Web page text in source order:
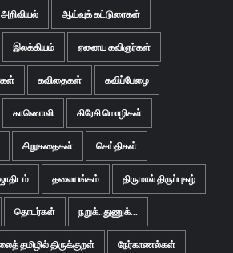
அறிவியல் ஆய்வுக் கட்டுரைகள்
இலக்கியம் ஏனைய கவிஞர்கள்
கவிதைகள் கவிப்பேழை
காணொலி கிரேசி மொழிகள்
சிறுகதைகள் செய்திகள்
தலையங்கம் திருமால் திருப்புகழ்
தொடர்கள் நறுக்..துணுக்...
தமிழில் திருக்குறள் நேர்காணல்கள்